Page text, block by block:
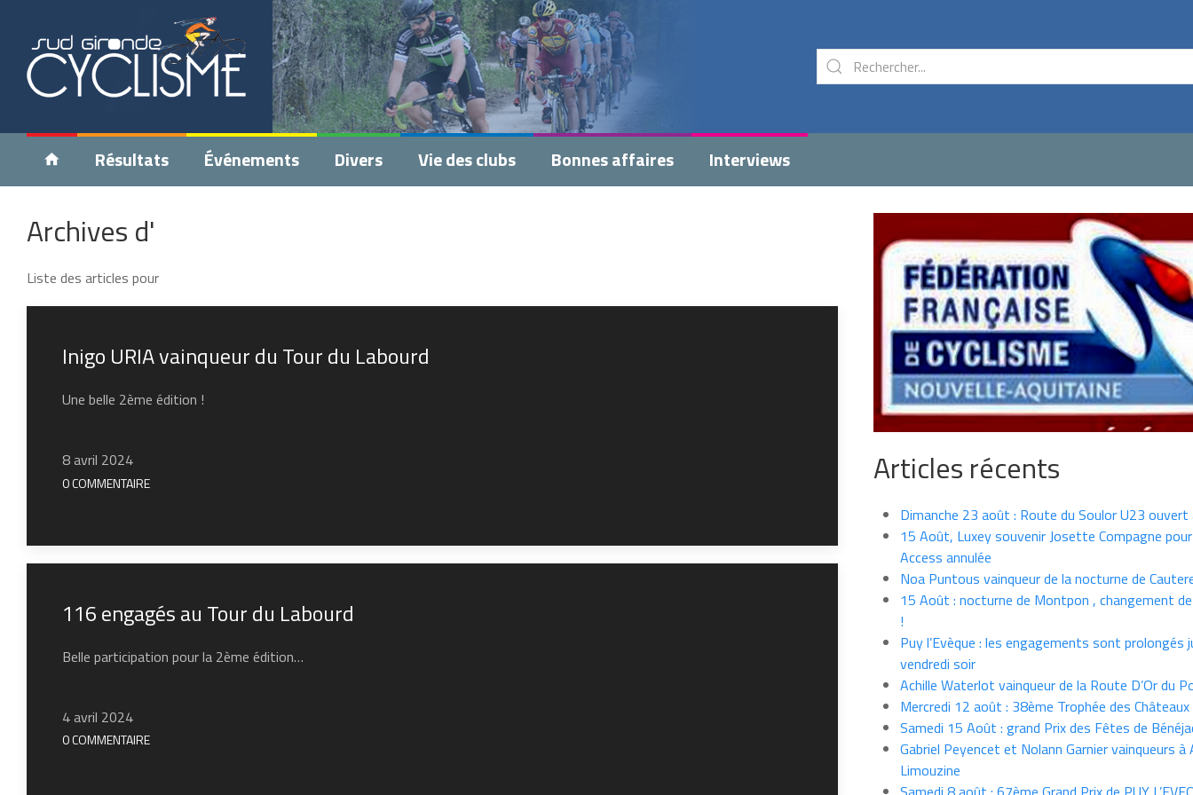
Résultats Événements Divers Vie des clubs Bonnes affaires Interviews
Archives d'
Liste des articles pour
Inigo URIA vainqueur du Tour du Labourd
Une belle 2ème édition !
8 avril 2024
0 COMMENTAIRE
116 engagés au Tour du Labourd
Belle participation pour la 2ème édition…
4 avril 2024
0 COMMENTAIRE
Articles récents
Dimanche 23 août : Route du Soulor U23 ouvert
15 Août, Luxey souvenir Josette Compagne
Access annulée
Noa Puntous vainqueur de la nocturne de
15 Août : nocturne de Montpon , changement
!
Puy l’Evèque : les engagements sont prolongés
vendredi soir
Achille Waterlot vainqueur de la Route D’Or du
Mercredi 12 août : 38ème Trophée des Châteaux
Samedi 15 Août : grand Prix des Fêtes de
Gabriel Peyencet et Nolann Garnier vainqueurs à
Limouzine